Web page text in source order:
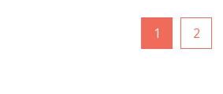
1 2